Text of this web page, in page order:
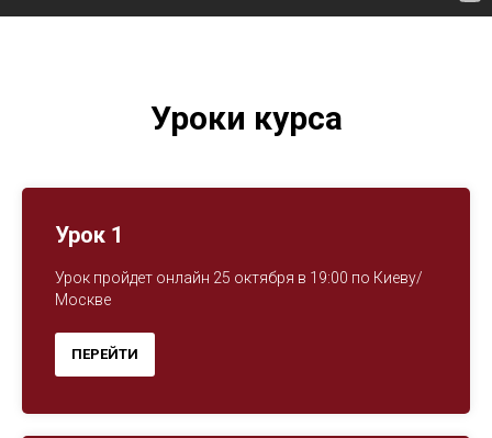
Уроки курса
Урок 1
Урок пройдет онлайн 25 октября в 19:00 по Киеву/
Москве
ПЕРЕЙТИ